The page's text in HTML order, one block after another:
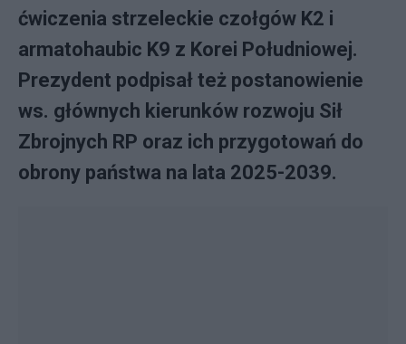
ćwiczenia strzeleckie czołgów K2 i
armatohaubic K9 z Korei Południowej.
Prezydent podpisał też postanowienie
ws. głównych kierunków rozwoju Sił
Zbrojnych RP oraz ich przygotowań do
obrony państwa na lata 2025-2039.